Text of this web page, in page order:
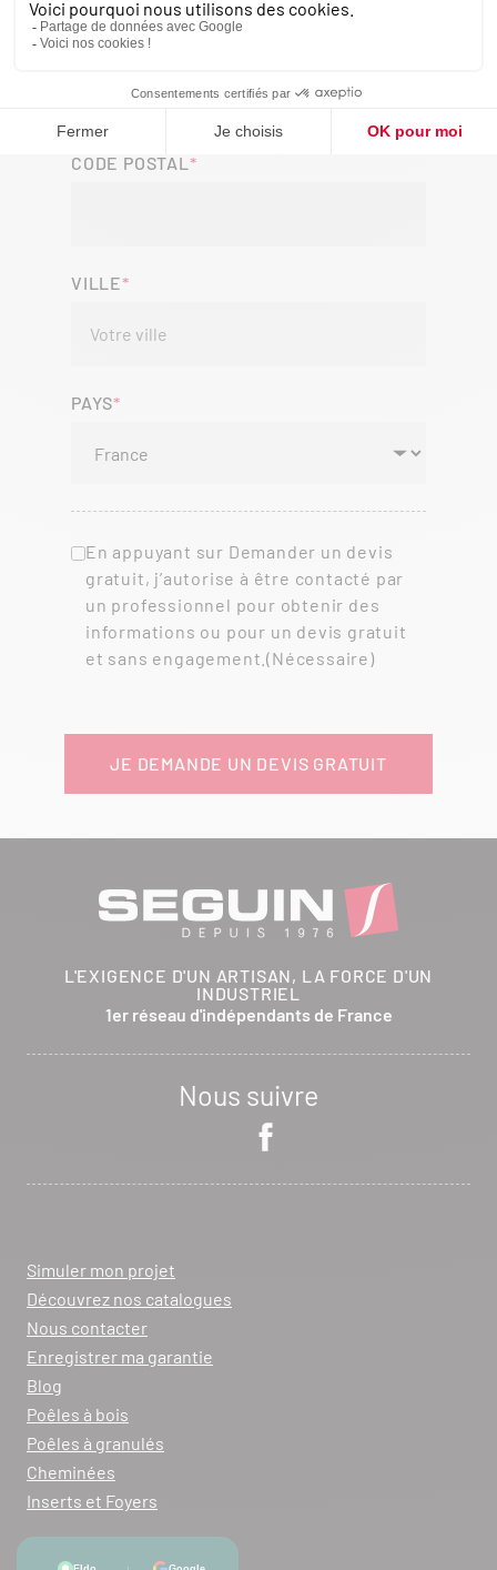
E-MAIL
CODE POSTAL
VILLE
PAYS
En appuyant sur Demander un devis
gratuit, j’autorise à être contacté par
un professionnel pour obtenir des
informations ou pour un devis gratuit
et sans engagement.(Nécessaire)
L'EXIGENCE D'UN ARTISAN, LA FORCE D'UN
INDUSTRIEL
1er réseau d'indépendants de France
Nous suivre
Simuler mon projet
Découvrez nos catalogues
Nous contacter
Enregistrer ma garantie
Blog
Poêles à bois
Poêles à granulés
Cheminées
Inserts et Foyers